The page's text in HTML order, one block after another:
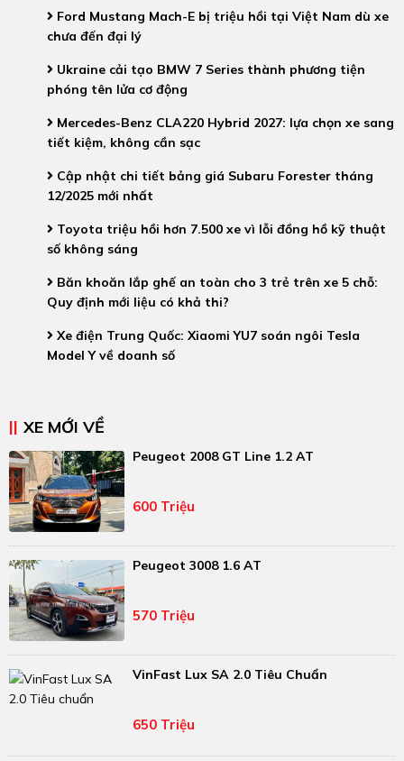
Ford Mustang Mach-E bị triệu hồi tại Việt Nam dù xe
chưa đến đại lý
Ukraine cải tạo BMW 7 Series thành phương tiện
phóng tên lửa cơ động
Mercedes-Benz CLA220 Hybrid 2027: lựa chọn xe sang
tiết kiệm, không cần sạc
Cập nhật chi tiết bảng giá Subaru Forester tháng
12/2025 mới nhất
Toyota triệu hồi hơn 7.500 xe vì lỗi đồng hồ kỹ thuật
số không sáng
Băn khoăn lắp ghế an toàn cho 3 trẻ trên xe 5 chỗ:
Quy định mới liệu có khả thi?
Xe điện Trung Quốc: Xiaomi YU7 soán ngôi Tesla
Model Y về doanh số
XE MỚI VỀ
Peugeot 2008 GT Line 1.2 AT
600 Triệu
Peugeot 3008 1.6 AT
570 Triệu
VinFast Lux SA 2.0 Tiêu Chuẩn
650 Triệu